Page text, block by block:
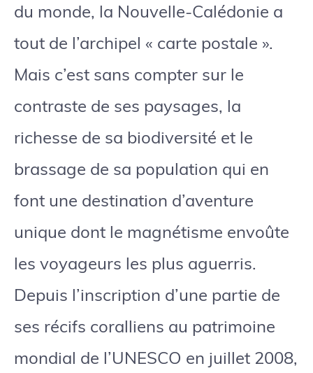
du monde, la Nouvelle-Calédonie a
tout de l’archipel « carte postale ».
Mais c’est sans compter sur le
contraste de ses paysages, la
richesse de sa biodiversité et le
brassage de sa population qui en
font une destination d’aventure
unique dont le magnétisme envoûte
les voyageurs les plus aguerris.
Depuis l’inscription d’une partie de
ses récifs coralliens au patrimoine
mondial de l’UNESCO en juillet 2008,